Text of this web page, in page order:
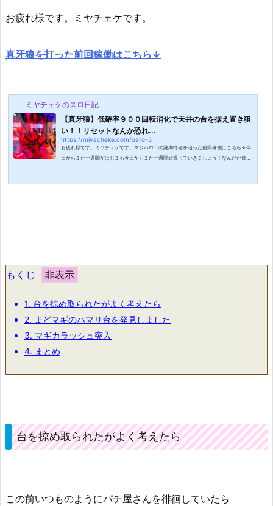
お疲れ様です。ミヤチェケです。
真牙狼を打った前回稼働はこちら↓
ミヤチェケのスロ日記
【真牙狼】低確率９００回転消化で天井の台を据え置き狙
い！！リセットなんか恐れ...
https://miyacheke.com/garo-5
お疲れ様です。ミヤチェケです。マジハロ５の謎期待値を追った前回稼働はこちら↓今
日からまた一週間がはじまる今日からまた一週間頑張っていきましょう！なんだか普通
もくじ
1. 台を掠め取られたがよく考えたら
2. まどマギのハマリ台を発見しました
3. マギカラッシュ突入
4. まとめ
台を掠め取られたがよく考えたら
この前いつものようにパチ屋さんを徘徊していたら